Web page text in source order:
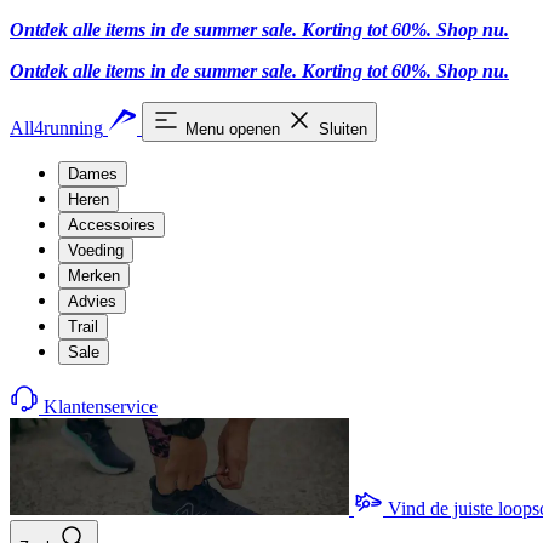
Ontdek alle items in de summer sale. Korting tot 60%. Shop nu.
Ontdek alle items in de summer sale. Korting tot 60%. Shop nu.
All4running Menu openen Sluiten
Dames
Heren
Accessoires
Voeding
Merken
Advies
Trail
Sale
Klantenservice
Vind de juiste